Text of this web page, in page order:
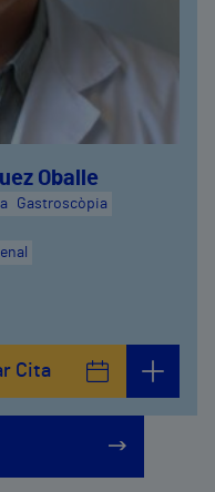
Oballe
Gastroscòpia
Cita